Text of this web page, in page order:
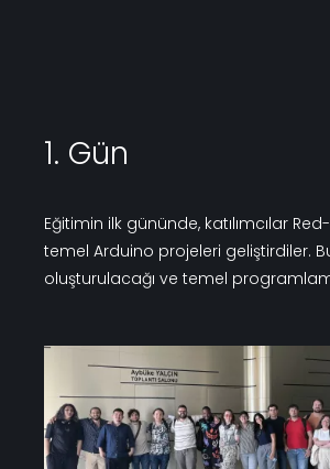
1. Gün
Eğitimin ilk gününde, katılımcılar
temel Arduino projeleri geliştirdiler.
oluşturulacağı ve temel
odaklanıldı. Katılımcılar, bu temel